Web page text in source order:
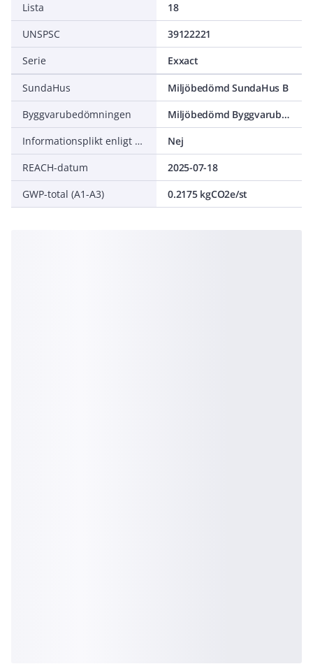
Lista
18
UNSPSC
39122221
Serie
Exxact
SundaHus
Miljöbedömd SundaHus B
Byggvarubedömningen
Miljöbedömd Byggvarubedömning Undviks
Informationsplikt enligt REACH
Nej
REACH-datum
2025-07-18
GWP-total (A1-A3)
0.2175 kgCO2e/st